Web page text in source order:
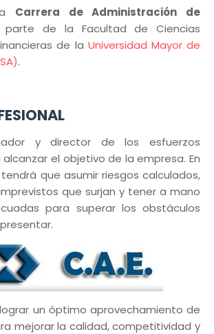
Carrera de Administración de
de la Facultad de Ciencias
de la Universidad Mayor de
.
y director de los esfuerzos
el objetivo de la empresa. En
que asumir riesgos calculados,
que surjan y tener a mano
para superar los obstáculos
un óptimo aprovechamiento de
mejorar la calidad, competitividad y